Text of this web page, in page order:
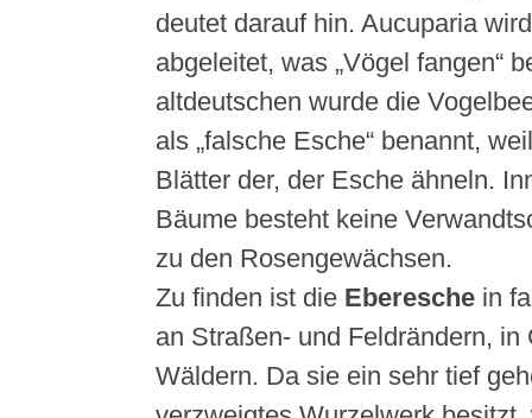
deutet darauf hin. Aucuparia
abgeleitet, was „Vögel fangen“
altdeutschen wurde die
als „falsche Esche“ benannt,
Blätter der, der Esche ähneln.
Bäume besteht keine
zu den Rosengewächsen.
Zu finden ist die Eberesche in
an Straßen- und Feldrändern, in
Wäldern. Da sie ein sehr tief